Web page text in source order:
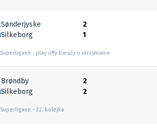
Sønderjyske
Silkeborg
Superligaen play offy baraży o utrzymanie
2
1
Brøndby
Silkeborg
Superligaen 22. kolejka
2
2